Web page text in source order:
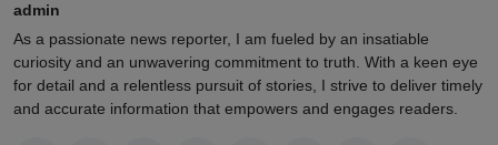
admin
As a passionate news reporter, I am fueled by an insatiable
curiosity and an unwavering commitment to truth. With a keen eye
for detail and a relentless pursuit of stories, I strive to deliver timely
and accurate information that empowers and engages readers.